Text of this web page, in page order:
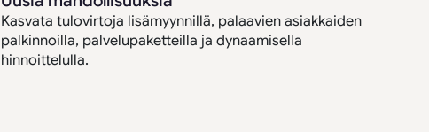
Kasvata tulovirtoja lisämyynnillä, palaavien asiakkaiden
palkinnoilla, palvelupaketteilla ja dynaamisella
hinnoittelulla.